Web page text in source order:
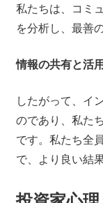
私たちは、コミ
を分析し、最善
情報の共有と活
したがって、イ
のであり、私た
です。私たち全
で、より良い結